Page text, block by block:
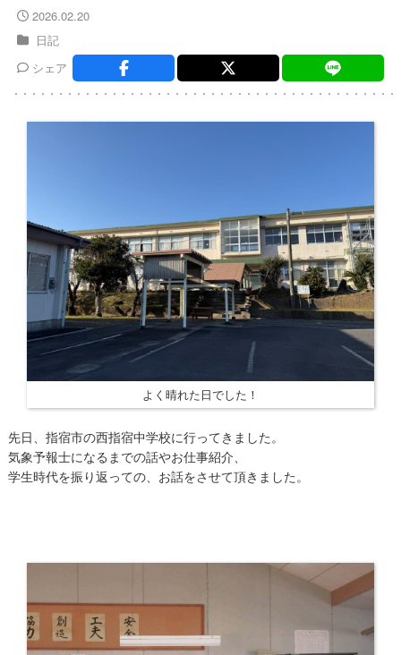
2026.02.20
日記
シェア
よく晴れた日でした！
先日、指宿市の西指宿中学校に行ってきました。
気象予報士になるまでの話やお仕事紹介、
学生時代を振り返っての、お話をさせて頂きました。